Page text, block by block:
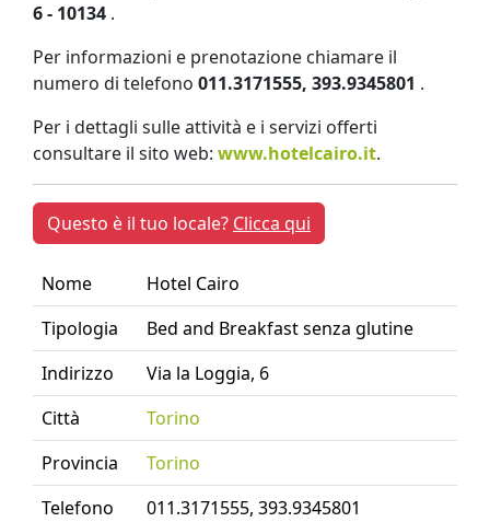
6 - 10134 .
Per informazioni e prenotazione chiamare il
numero di telefono 011.3171555, 393.9345801 .
Per i dettagli sulle attività e i servizi offerti
consultare il sito web: www.hotelcairo.it.
Questo è il tuo locale? Clicca qui
Nome
Hotel Cairo
Tipologia
Bed and Breakfast senza glutine
Indirizzo
Via la Loggia, 6
Città
Torino
Provincia
Torino
Telefono
011.3171555, 393.9345801